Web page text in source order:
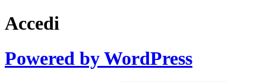
Accedi
Powered by WordPress